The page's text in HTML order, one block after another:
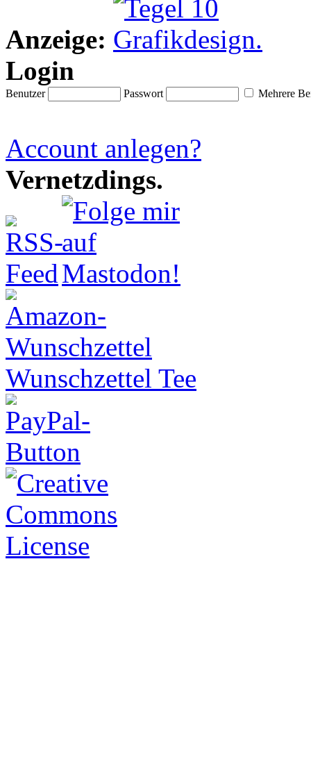
Anzeige:
Login
Benutzer Passwort Mehrere
Account anlegen?
Vernetzdings.
Wunschzettel Tee